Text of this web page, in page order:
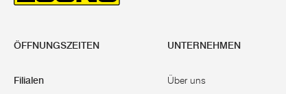
ÖFFNUNGSZEITEN
Filialen
UNTERNEHMEN
Über uns